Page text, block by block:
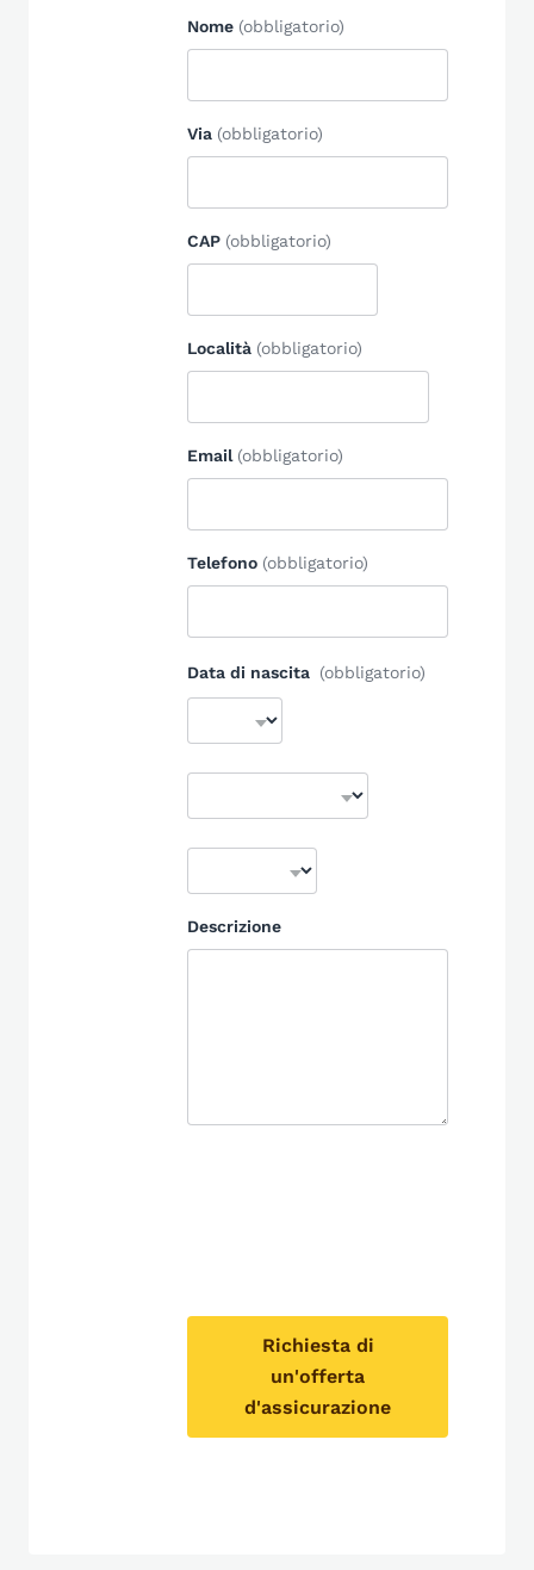
Nome (obbligatorio)
Via (obbligatorio)
CAP (obbligatorio)
Località (obbligatorio)
Email (obbligatorio)
Telefono (obbligatorio)
Data di nascita (obbligatorio)
Descrizione
Richiesta di
un'offerta
d'assicurazione